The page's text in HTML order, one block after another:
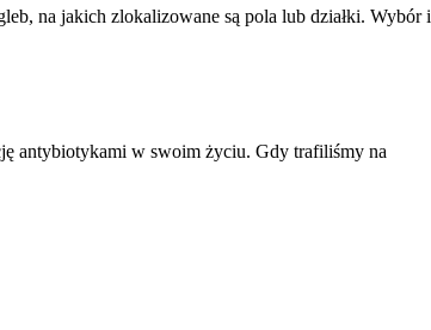
na jakich zlokalizowane są pola lub działki. Wybór i
antybiotykami w swoim życiu. Gdy trafiliśmy na